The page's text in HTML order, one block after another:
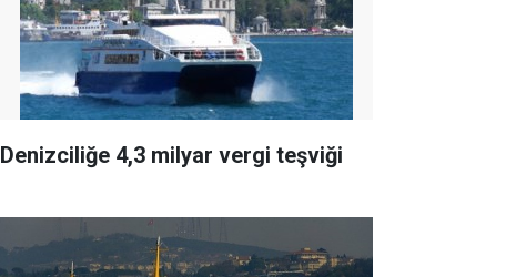
Denizciliğe 4,3 milyar vergi teşviği